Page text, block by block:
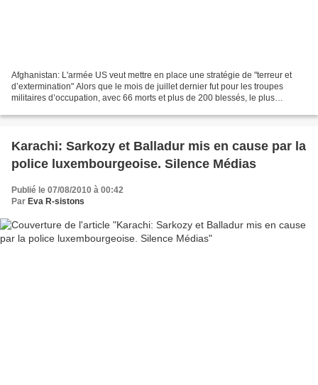
Afghanistan: L'armée US veut mettre en place une stratégie de "terreur et
d’extermination" Alors que le mois de juillet dernier fut pour les troupes
militaires d’occupation, avec 66 morts et plus de 200 blessés, le plus
Karachi: Sarkozy et Balladur mis en cause par la
police luxembourgeoise. Silence Médias
Publié le 07/08/2010 à 00:42
Par Eva R-sistons